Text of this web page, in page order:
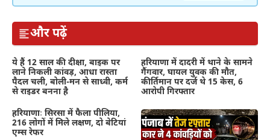
और पढ़ें
ये हैं 12 साल की दीक्षा, बाइक पर
लाने निकली कांवड़, आधा रास्ता
पैदल चली, बोली-मन से साध्वी, कर्म
से राइडर बनना है
हरियाणा में दादरी में थाने के सामने
गैंगवार, घायल युवक की मौत,
कीर्तिमान पर दर्ज थे 15 केस, 6
आरोपी गिरफ्तार
हरियाणाः सिरसा में फैला पीलिया,
216 लोगों में मिले लक्षण, दो बेटियां
एम्स रेफर